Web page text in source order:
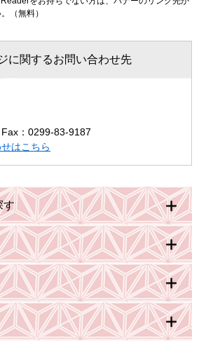
（無料）
に関するお問い合わせ先
Fax：0299-83-9187
はこちら
す